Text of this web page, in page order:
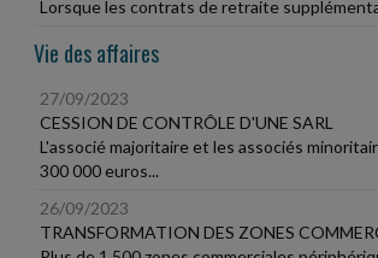
Lorsque les contrats de retraite
Vie des affaires
27/09/2023
CESSION DE CONTRÔLE D'UNE SARL
L'associé majoritaire et les associés
300 000 euros...
26/09/2023
TRANSFORMATION DES ZONES